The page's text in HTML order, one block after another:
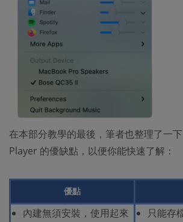
在本部分教學的最後，筆者也整理了一
Player 的優缺點，以便你能快速了解：
優點
內建無須安裝，使用起來
只能存